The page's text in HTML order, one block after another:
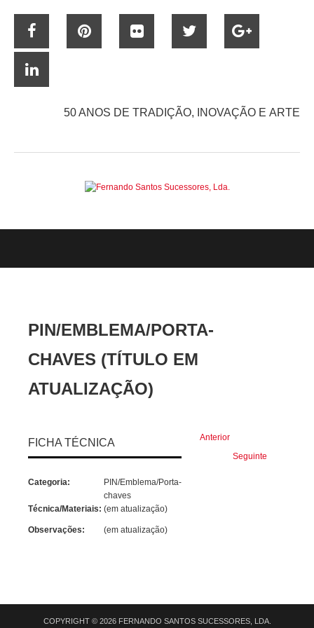
50 ANOS DE TRADIÇÃO, INOVAÇÃO E ARTE
PIN/EMBLEMA/PORTA-
CHAVES (TÍTULO EM
ATUALIZAÇÃO)
FICHA TÉCNICA
Categoria:
PIN/Emblema/Porta-
chaves
Técnica/Materiais: (em atualização)
Observações: (em atualização)
Anterior
Seguinte
COPYRIGHT © 2026 FERNANDO SANTOS SUCESSORES, LDA.